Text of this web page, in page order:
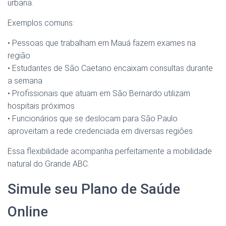
urbana.
Exemplos comuns:
• Pessoas que trabalham em Mauá fazem exames na
região
• Estudantes de São Caetano encaixam consultas durante
a semana
• Profissionais que atuam em São Bernardo utilizam
hospitais próximos
• Funcionários que se deslocam para São Paulo
aproveitam a rede credenciada em diversas regiões
Essa flexibilidade acompanha perfeitamente a mobilidade
natural do Grande ABC.
Simule seu Plano de Saúde
Online